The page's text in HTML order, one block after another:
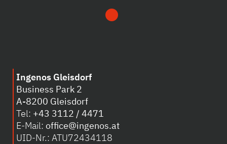
Ingenos Gleisdorf
Business Park 2
A-8200 Gleisdorf
Tel: +43 3112 / 4471
E-Mail: office@ingenos.at
UID-Nr.: ATU72434118